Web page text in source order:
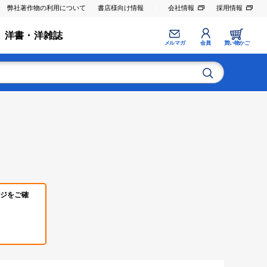
弊社著作物の利用について 書店様向け情報 会社情報 採用情報
洋書・洋雑誌
メルマガ 会員 買い物かご
をご確